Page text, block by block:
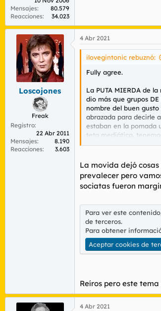
Mensajes
80.579
Reacciones
34.023
Loscojones
Freak
Registro
22 Abr 2011
Mensajes
8.190
Reacciones
3.603
4 Abr 2021
ilovegintonic rebuznó:
Fully agree.
La PUTA MIERDA de
dio más que grupos
nombre del buen
abrazada para decirle
estaban en la pomada
teta mediática,
primer día que salen
grababan en el water
En los años ochenta
La movida dejó
prevalecer pero
sociatas fueron
Para ver este
de terceros.
Para obtener
Aceptar cookies de
Reíros pero este
4 Abr 2021